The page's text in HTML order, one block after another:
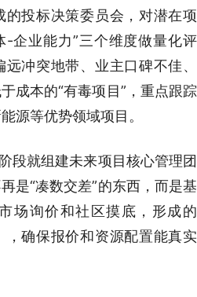
投标决策委员会，对潜在项
-企业能力”三个维度做量化评
冲突地带、业主口碑不佳、
成本的“有毒项目”，重点跟踪
源等优势领域项目。
段就组建未来项目核心管理团
是“凑数交差”的东西，而是基
场询价和社区摸底，形成的
，确保报价和资源配置能真实